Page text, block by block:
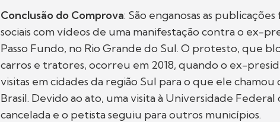
Conclusão do Comprova: São enganosas as
sociais com vídeos de uma manifestação contra o ex-
Passo Fundo, no Rio Grande do Sul. O protesto, que
carros e tratores, ocorreu em 2018, quando o ex-
visitas em cidades da região Sul para o que ele chamou
Brasil. Devido ao ato, uma visita à Universidade
cancelada e o petista seguiu para outros municípios.